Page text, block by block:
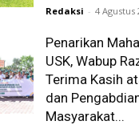
Redaksi - 4 Agustus
Penarikan
USK, Wabup
Terima Kasih
dan
Masyarakat...